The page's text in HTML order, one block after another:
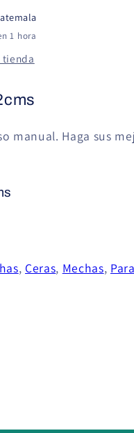
1 hora
tienda
manual. Haga sus
, Ceras, Mechas,